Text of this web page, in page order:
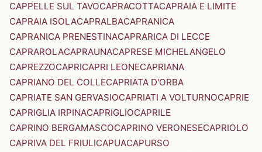
CAPPELLE SUL TAVOCAPRACOTTACAPRAIA E LIMITE
CAPRAIA ISOLACAPRALBACAPRANICA
CAPRANICA PRENESTINACAPRARICA DI LECCE
CAPRAROLACAPRAUNACAPRESE MICHELANGELO
CAPREZZOCAPRICAPRI LEONECAPRIANA
CAPRIANO DEL COLLECAPRIATA D'ORBA
CAPRIATE SAN GERVASIOCAPRIATI A VOLTURNOCAPRIE
CAPRIGLIA IRPINACAPRIGLIOCAPRILE
CAPRINO BERGAMASCOCAPRINO VERONESECAPRIOLO
CAPRIVA DEL FRIULICAPUACAPURSO